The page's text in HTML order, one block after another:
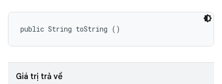
public String toString ()
Giá trị trả về